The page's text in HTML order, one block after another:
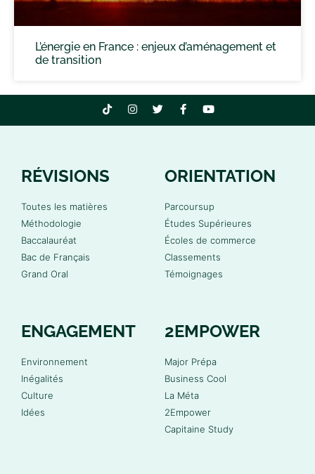
L’énergie en France : enjeux d’aménagement et
de transition
RÉVISIONS
Toutes les matières
Méthodologie
Baccalauréat
Bac de Français
Grand Oral
ORIENTATION
Parcoursup
Études Supérieures
Écoles de commerce
Classements
Témoignages
ENGAGEMENT
Environnement
Inégalités
Culture
Idées
2EMPOWER
Major Prépa
Business Cool
La Méta
2Empower
Capitaine Study